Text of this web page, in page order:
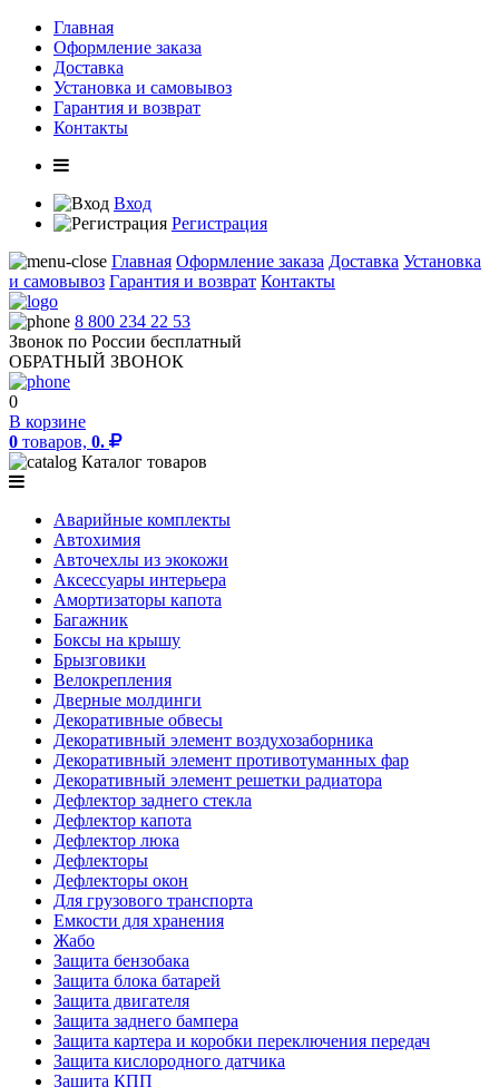
Главная
Оформление заказа
Доставка
Установка и самовывоз
Гарантия и возврат
Контакты
Вход
Регистрация
Главная Оформление заказа Доставка Установка
и самовывоз Гарантия и возврат Контакты
8 800 234 22 53
Звонок по России бесплатный
ОБРАТНЫЙ ЗВОНОК
0
В корзине
0 товаров, 0.
Каталог товаров
Аварийные комплекты
Автохимия
Авточехлы из экокожи
Аксессуары интерьера
Амортизаторы капота
Багажник
Боксы на крышу
Брызговики
Велокрепления
Дверные молдинги
Декоративные обвесы
Декоративный элемент воздухозаборника
Декоративный элемент противотуманных фар
Декоративный элемент решетки радиатора
Дефлектор заднего стекла
Дефлектор капота
Дефлектор люка
Дефлекторы
Дефлекторы окон
Для грузового транспорта
Емкости для хранения
Жабо
Защита бензобака
Защита блока батарей
Защита двигателя
Защита заднего бампера
Защита картера и коробки переключения передач
Защита кислородного датчика
Защита КПП